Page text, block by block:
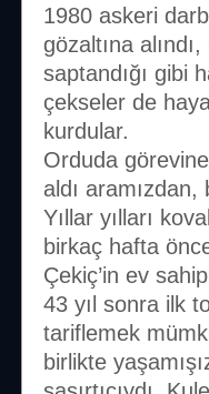
1980 askeri
gözaltına
saptandığı gibi
çekseler de
kurdular.
Orduda
aldı
Yıllar yılları
birkaç hafta
Çekiç’in ev
43 yıl sonra ilk
tariflemek
birlikte